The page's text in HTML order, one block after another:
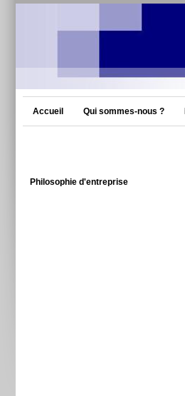
Accueil Qui sommes-nous ?
Philosophie d'entreprise